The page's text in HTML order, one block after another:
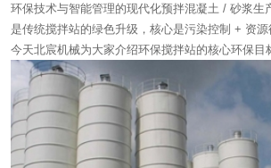
环保技术与智能管理的现代化预拌混凝土 / 砂浆生
是传统搅拌站的绿色升级，核心是污染控制 + 资源
今天北宸机械为大家介绍环保搅拌站的核心环保目